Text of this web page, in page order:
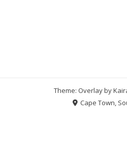
Theme: Overlay by
Cape Town,